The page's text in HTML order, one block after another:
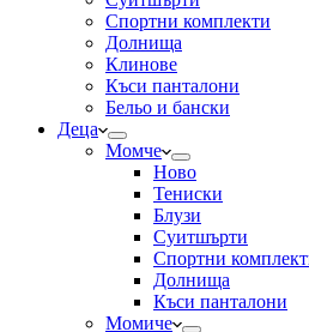
Спортни комплекти
Долнища
Клинове
Къси панталони
Бельо и бански
Деца
Момче
Ново
Тениски
Блузи
Суитшърти
Спортни
Долнища
Къси панталони
Момиче